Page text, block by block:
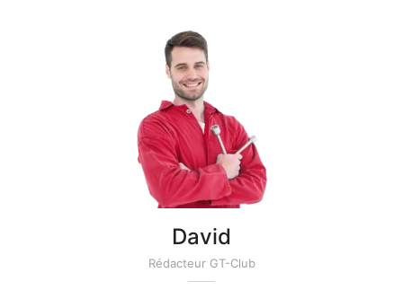
David
Rédacteur GT-Club